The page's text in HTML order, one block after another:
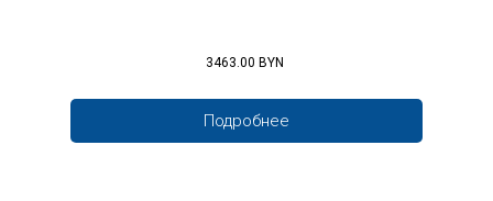
3463.00 BYN
Подробнее